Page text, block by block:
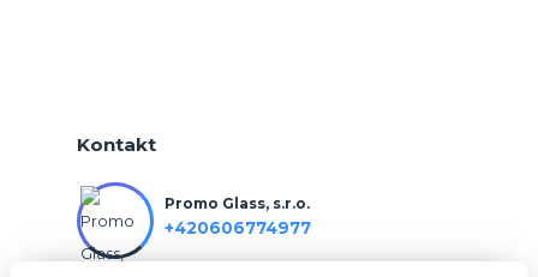
Kontakt
Promo Glass, s.r.o.
+420606774977